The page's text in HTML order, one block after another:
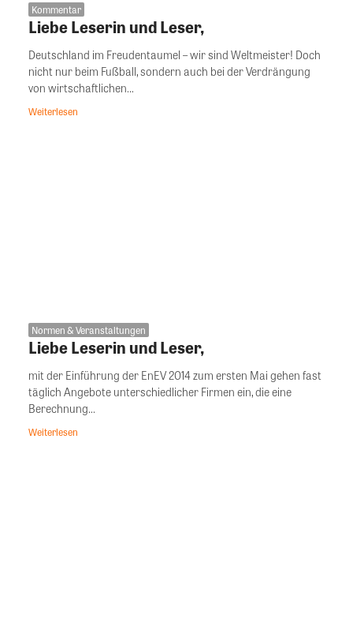
Kommentar
Liebe Leserin und Leser,
Deutschland im Freudentaumel – wir sind Weltmeister! Doch
nicht nur beim Fußball, sondern auch bei der Verdrängung
von wirtschaftlichen...
Weiterlesen
Normen & Veranstaltungen
Liebe Leserin und Leser,
mit der Einführung der EnEV 2014 zum ersten Mai gehen fast
täglich Angebote unterschiedlicher Firmen ein, die eine
Berechnung...
Weiterlesen